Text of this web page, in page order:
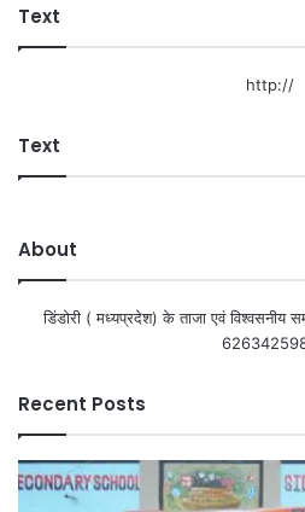
Text
http://
Text
About
डिंडोरी ( मध्यप्रदेश) के ताजा एवं विश्वसनीय
Recent Posts